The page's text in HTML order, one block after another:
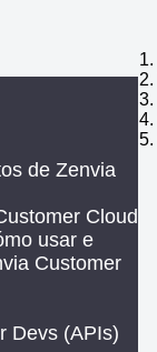
de Zenvia
Cloud
usar e
Customer
Devs (APIs)